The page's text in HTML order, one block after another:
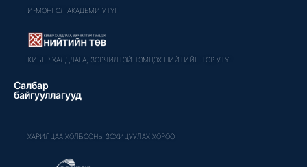
И-МОНГОЛ АКАДЕМИ УТҮГ
КИБЕР ХАЛДЛАГА, ЗӨРЧИЛТЭЙ ТЭМЦЭХ НИЙТИЙН ТӨВ УТҮГ
Салбар
байгууллагууд
ХАРИЛЦАА ХОЛБООНЫ ЗОХИЦУУЛАХ ХОРОО